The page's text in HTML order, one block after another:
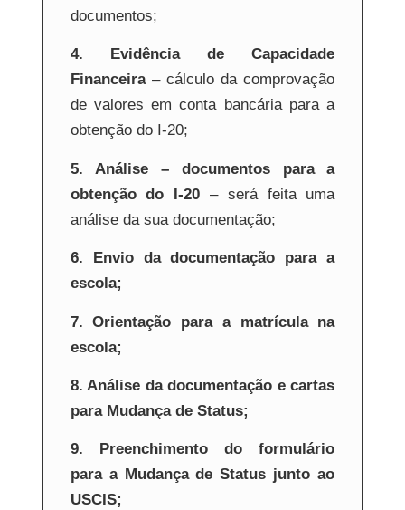
documentos;
4. Evidência de Capacidade
Financeira – cálculo da comprovação
de valores em conta bancária para a
obtenção do I-20;
5. Análise – documentos para a
obtenção do I-20 – será feita uma
análise da sua documentação;
6. Envio da documentação para a
escola;
7. Orientação para a matrícula na
escola;
8. Análise da documentação e cartas
para Mudança de Status;
9. Preenchimento do formulário
para a Mudança de Status junto ao
USCIS;